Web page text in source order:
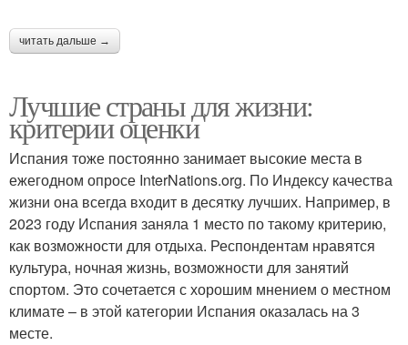
читать дальше →
Лучшие страны для жизни:
критерии оценки
Испания тоже постоянно занимает высокие места в
ежегодном опросе InterNations.org. По Индексу качества
жизни она всегда входит в десятку лучших. Например, в
2023 году Испания заняла 1 место по такому критерию,
как возможности для отдыха. Респондентам нравятся
культура, ночная жизнь, возможности для занятий
спортом. Это сочетается с хорошим мнением о местном
климате – в этой категории Испания оказалась на 3
месте.